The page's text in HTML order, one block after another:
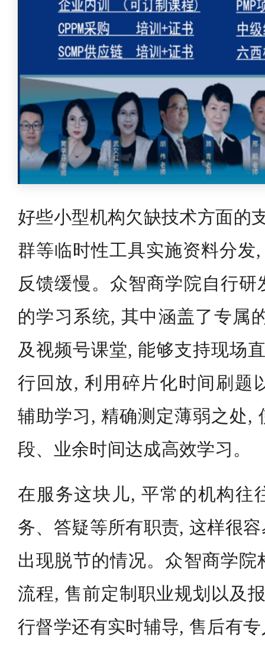
好些小型机构欠缺技术方面的
群等临时性工具实施资料分发
反馈缓慢。众智商学院自行
的学习系统, 其中涵盖了专属
及视频号课堂, 能够支持现场
行回放, 利用碎片化时间刷题
辅助学习, 精确测定薄弱之处,
段、业余时间达成高效学习。
在服务这块儿, 平常的机构往
务、答疑等所有职责, 这样很
出现脱节的情况。众智商学院
流程, 售前定制职业规划以及
行督学还有实时辅导, 售后有